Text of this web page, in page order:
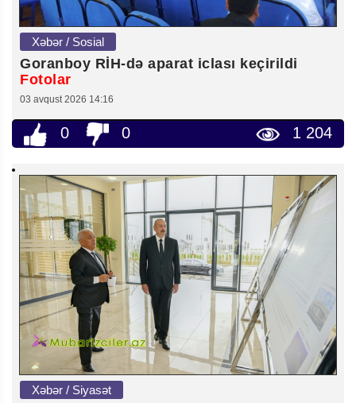
Xəbər / Sosial
Goranboy RİH-də aparat iclası keçirildi
Fotolar
03 avqust 2026 14:16
0 0 1 204
Xəbər / Siyasət